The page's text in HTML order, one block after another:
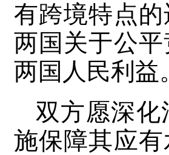
有跨境特点
两国关于公
两国人民利益
双方愿深化
施保障其应